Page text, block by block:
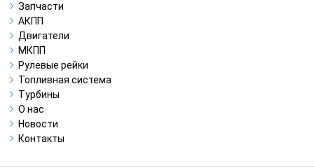
Запчасти
АКПП
Двигатели
МКПП
Рулевые рейки
Топливная система
Турбины
О нас
Новости
Контакты